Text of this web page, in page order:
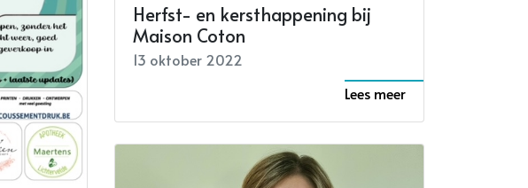
Herfst- en kersthappening bij
Maison Coton
13 oktober 2022
Lees meer